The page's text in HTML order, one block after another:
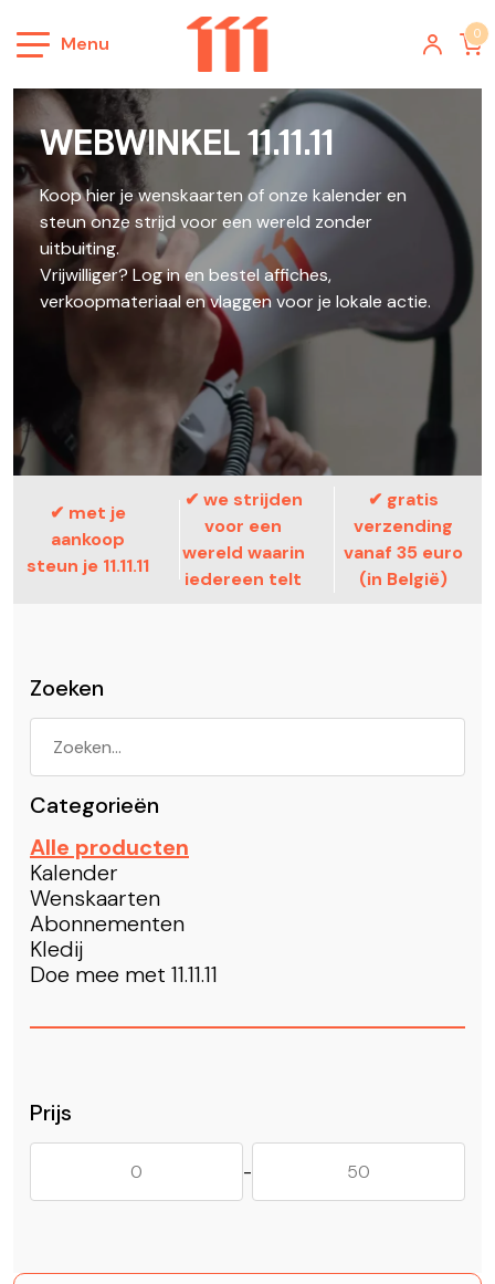
Menu
Winkel
Wie zijn we
Contacteer ons
Hulp & Contact
0
WEBWINKEL 11.11.11
Koop hier je wenskaarten of onze kalender en
steun onze strijd voor een wereld zonder
uitbuiting.
Vrijwilliger? Log in en bestel affiches,
verkoopmateriaal en vlaggen voor je lokale actie.
✔ met je
aankoop
steun je 11.11.11
✔ we strijden
voor een
wereld waarin
iedereen telt
✔ gratis
verzending
vanaf 35 euro
(in België)
Zoeken
Categorieën
Alle producten
Kalender
Wenskaarten
Abonnementen
Kledij
Doe mee met 11.11.11
Prijs
-